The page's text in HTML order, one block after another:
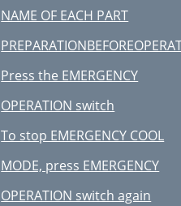
NAME OF EACH PART
Press the EMERGENCY
OPERATION switch
To stop EMERGENCY COOL
MODE, press EMERGENCY
OPERATION switch again